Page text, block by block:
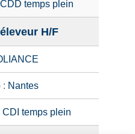
CDD temps plein
H/F
Nantes
CDI temps plein